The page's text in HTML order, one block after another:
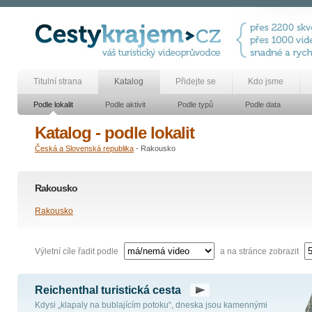
Titulní strana Katalog Přidejte se Kdo jsme
Podle lokalit Podle aktivit Podle typů Podle data
Katalog - podle lokalit
Česká a Slovenská republika - Rakousko
Rakousko
Rakousko
Výletní cíle řadit podle a na stránce zobrazit
Reichenthal turistická cesta
Kdysi „klapaly na bublajícím potoku“, dneska jsou kamennými